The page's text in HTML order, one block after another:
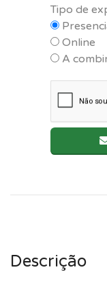
Tipo de
Online
A
Descrição